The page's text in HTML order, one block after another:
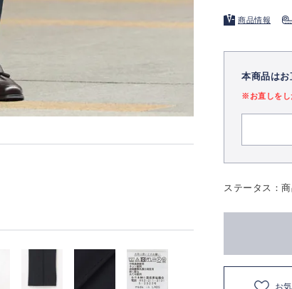
商品情報
本商品は
※お直しをし
ステータス：
お